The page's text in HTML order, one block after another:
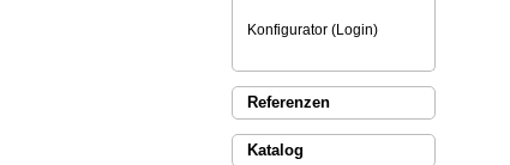
Konfigurator (Login)
Referenzen
Katalog